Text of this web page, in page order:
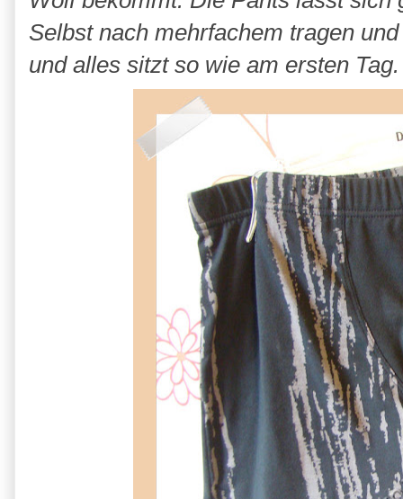
Selbst nach mehrfachem tragen
und alles sitzt so wie am ersten